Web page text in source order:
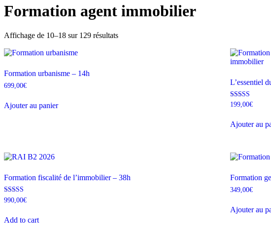
Formation agent immobilier
Affichage de 10–18 sur 129 résultats
Formation urbanisme – 14h
699,00€
Ajouter au panier
L’essentiel
Note
199,00€
Ajouter au
Formation fiscalité de l’immobilier – 38h
Note
4.67
990,00€
Add to cart
Formation
349,00€
Ajouter au